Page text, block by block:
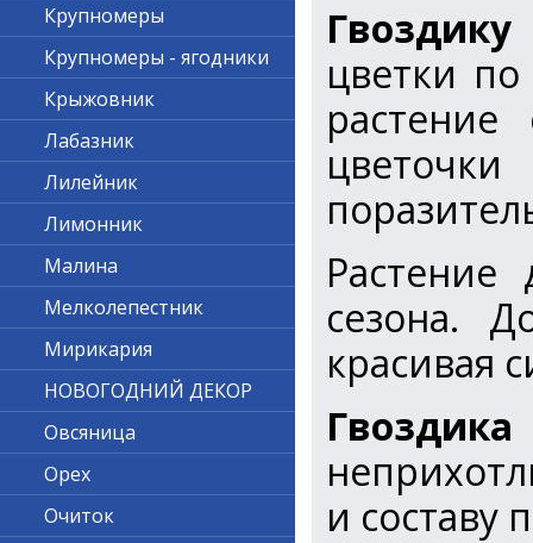
цветки
Растение
сезона.
красивая
и составу
Крупномеры
Крупномеры - ягодники
Крыжовник
Лабазник
Лилейник
Лимонник
Малина
Мелколепестник
Мирикария
НОВОГОДНИЙ ДЕКОР
Овсяница
Орех
Очиток